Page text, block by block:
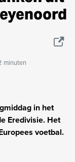
minuten
in het
Eredivisie. Het
voetbal.